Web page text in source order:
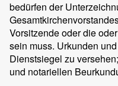
bedürfen der
Vorsitzende oder die
sein muss. Urkunden
Dienstsiegel zu
und notariellen